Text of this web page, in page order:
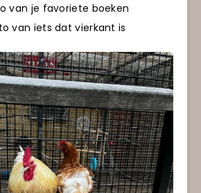
van je favoriete boeken
van iets dat vierkant is